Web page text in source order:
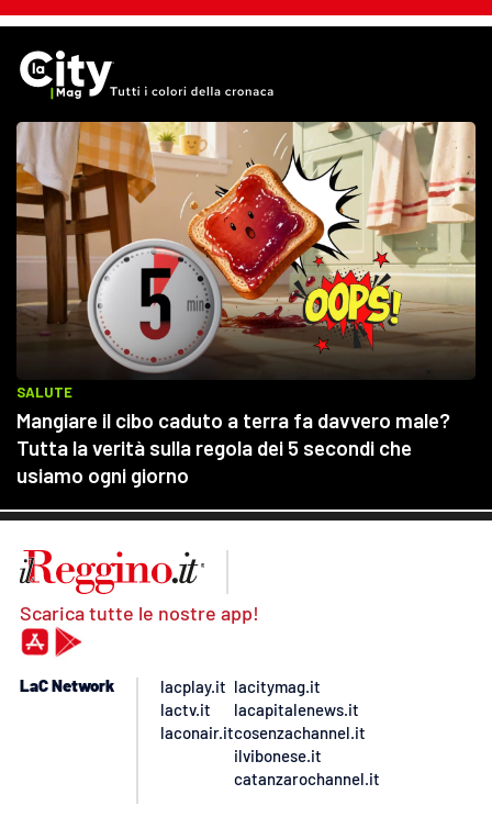
Scarica tutte le nostre app!
LaC Network
lacplay.it
lactv.it
laconair.it
lacitymag.it
lacapitalenews.it
cosenzachannel.it
ilvibonese.it
catanzarochannel.it